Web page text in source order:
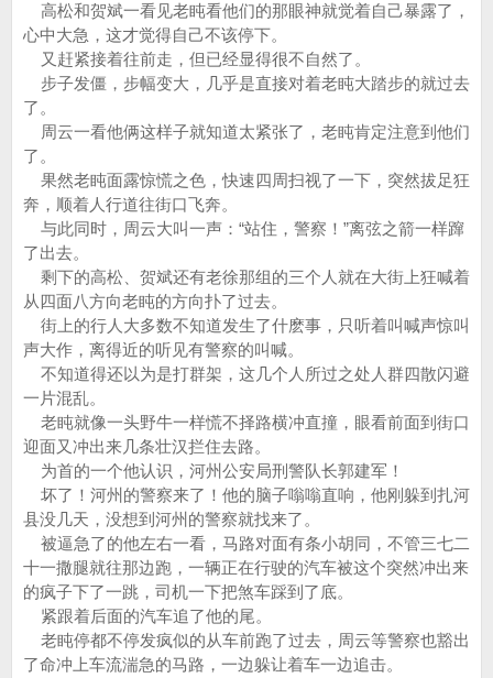
高松和贺斌一看见老盹看他们的那眼神就觉着自己暴露了，
心中大急，这才觉得自己不该停下。
又赶紧接着往前走，但已经显得很不自然了。
步子发僵，步幅变大，几乎是直接对着老盹大踏步的就过去
了。
周云一看他俩这样子就知道太紧张了，老盹肯定注意到他们
了。
果然老盹面露惊慌之色，快速四周扫视了一下，突然拔足狂
奔，顺着人行道往街口飞奔。
与此同时，周云大叫一声：“站住，警察！”离弦之箭一样蹿
了出去。
剩下的高松、贺斌还有老徐那组的三个人就在大街上狂喊着
从四面八方向老盹的方向扑了过去。
街上的行人大多数不知道发生了什麽事，只听着叫喊声惊叫
声大作，离得近的听见有警察的叫喊。
不知道得还以为是打群架，这几个人所过之处人群四散闪避
一片混乱。
老盹就像一头野牛一样慌不择路横冲直撞，眼看前面到街口
迎面又冲出来几条壮汉拦住去路。
为首的一个他认识，河州公安局刑警队长郭建军！
坏了！河州的警察来了！他的脑子嗡嗡直响，他刚躲到扎河
县没几天，没想到河州的警察就找来了。
被逼急了的他左右一看，马路对面有条小胡同，不管三七二
十一撒腿就往那边跑，一辆正在行驶的汽车被这个突然冲出来
的疯子下了一跳，司机一下把煞车踩到了底。
紧跟着后面的汽车追了他的尾。
老盹停都不停发疯似的从车前跑了过去，周云等警察也豁出
了命冲上车流湍急的马路，一边躲让着车一边追击。